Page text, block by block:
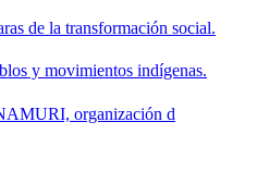
de la transformación social.
y movimientos indígenas.
organización d